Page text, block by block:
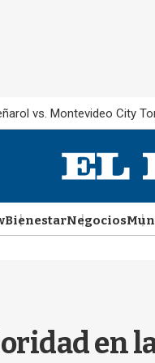
vs. Montevideo City
BienestarNegocios
en